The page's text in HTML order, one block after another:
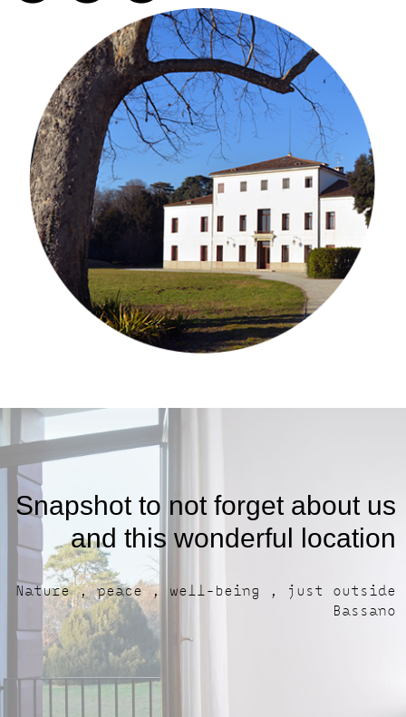
Snapshot to not forget about us
and this wonderful location
Nature , peace , well-being , just outside
Bassano